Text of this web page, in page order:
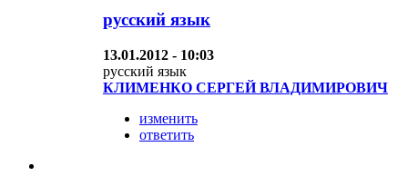
русский язык
13.01.2012 - 10:03
русский язык
КЛИМЕНКО СЕРГЕЙ ВЛАДИМИРОВИЧ
изменить
ответить